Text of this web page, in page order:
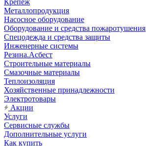
Крепёж
Металлопродукция
Насосное оборудование
Оборудование и средства пожаротушения
Спецодежда и средства защиты
Инженерные системы
Резина.Асбест
Строительные материалы
Смазочные материалы
Теплоизоляция
Хозяйственные принадлежности
Электротовары
Акции
Услуги
Сервисные службы
Дополнительные услуги
Как купить